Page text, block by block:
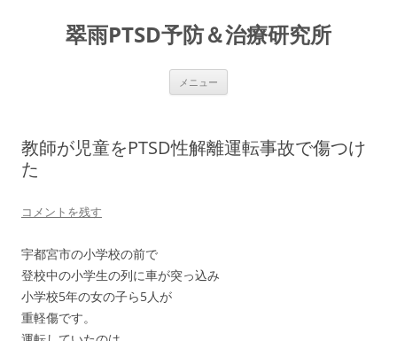
翠雨PTSD予防＆治療研究所
メニュー
教師が児童をPTSD性解離運転事故で傷つけ
た
コメントを残す
宇都宮市の小学校の前で
登校中の小学生の列に車が突っ込み
小学校5年の女の子ら5人が
重軽傷です。